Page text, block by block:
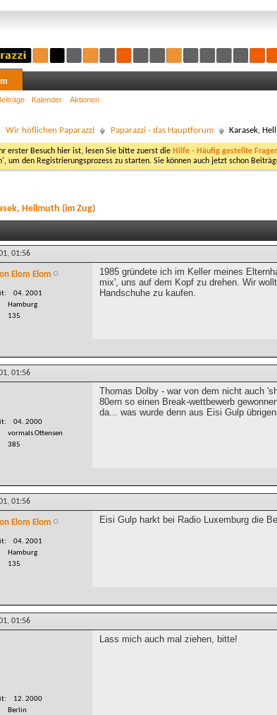
Kalender Aktionen
Wir höflichen Paparazzi Paparazzi - das Hauptforum Karasek,
erster Besuch hier ist, lesen Sie bitte zuerst die Hilfe - Häufig gestellte
um den Registrierungsprozess zu starten. Sie können auch jetzt schon
Hellmuth (im Zug)
01:56
Elom Elom
04. 2001
Hamburg
135
1985 gründete ich im Keller meines
mix', uns auf dem Kopf zu drehen. Wir
Handschuhe zu kaufen.
01:56
04. 2000
vormals Ottensen
385
Thomas Dolby - war von dem nicht auch
80ern so einen Break-wettbewerb
da... was wurde denn aus Eisi Gulp
01:56
Elom Elom
04. 2001
Hamburg
135
Eisi Gulp harkt bei Radio Luxemburg die
01:56
12. 2000
Berlin
Lass mich auch mal ziehen, bitte!